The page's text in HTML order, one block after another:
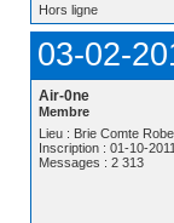
Hors ligne
03-02-
Air-0ne
Membre
Lieu : Brie Comte
Inscription : 01-10-2011
Messages : 2 313